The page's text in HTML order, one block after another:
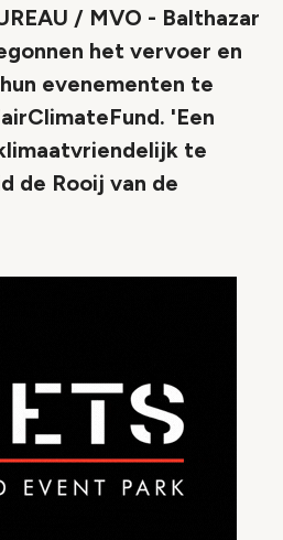
/ MVO - Balthazar
het vervoer en
evenementen te
'Een
te
de Rooij van de